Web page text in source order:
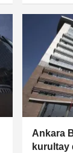
karar
Ankara
kurultay